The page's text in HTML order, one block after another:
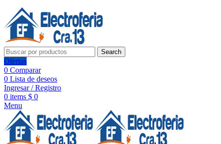
Search
Ofertas
0 Comparar
0 Lista de deseos
Ingresar / Registro
0 items $ 0
Menu